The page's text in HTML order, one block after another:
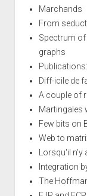
Marchands
From
Spectrum
graphs
Diff-icile de
A couple of
Martingales
Few bits on
Web to
Lorsqu'il n'y
Integration
The